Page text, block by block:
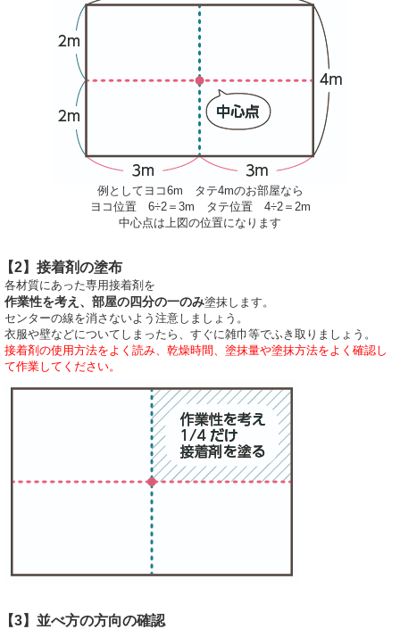
例としてヨコ6m タテ4mのお部屋なら
ヨコ位置 6÷2＝3m タテ位置 4÷2＝2m
中心点は上図の位置になります
【2】接着剤の塗布
各材質にあった専用接着剤を
作業性を考え、部屋の四分の一のみ塗抹します。
センターの線を消さないよう注意しましょう。
衣服や壁などについてしまったら、すぐに雑巾等でふき取りましょう。
接着剤の使用方法をよく読み、乾燥時間、塗抹量や塗抹方法をよく確認し
て作業してください。
【3】並べ方の方向の確認